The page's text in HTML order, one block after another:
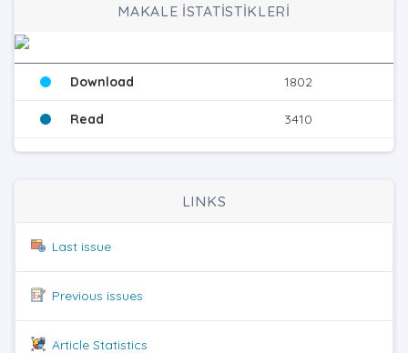
MAKALE İSTATİSTİKLERİ
Download 1802
Read 3410
LINKS
Last issue
Previous issues
Article Statistics